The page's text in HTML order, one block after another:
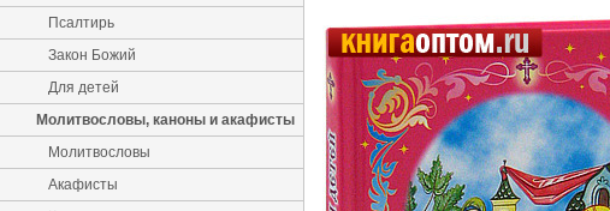
Псалтирь
Закон Божий
Для детей
Молитвословы, каноны и акафисты
Молитвословы
Акафисты